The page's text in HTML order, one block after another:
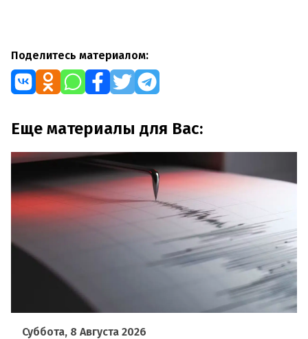
Поделитесь материалом:
Еще материалы для Вас:
Суббота, 8 Августа 2026